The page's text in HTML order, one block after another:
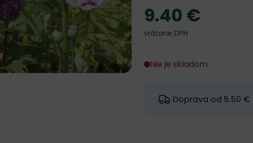
Cena
9.40 €
vrátane DPH
Nie je skladom
Doprava od 5.50 €